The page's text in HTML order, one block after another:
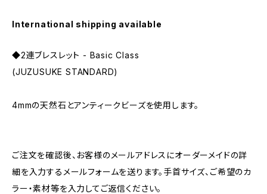
International shipping available
◆2連ブレスレット - Basic Class
(JUZUSUKE STANDARD)
4mmの天然石とアンティークビーズを使用します。
ご注文を確認後、お客様のメールアドレスにオーダーメイドの詳
細を入力するメールフォームを送ります。手首サイズ、ご希望のカ
ラー・素材等を入力してご返信ください。